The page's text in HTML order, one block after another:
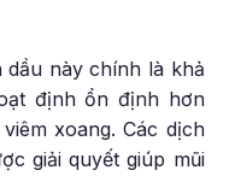
dầu này chính là khả
định ổn định hơn
xoang. Các dịch
giải quyết giúp mũi